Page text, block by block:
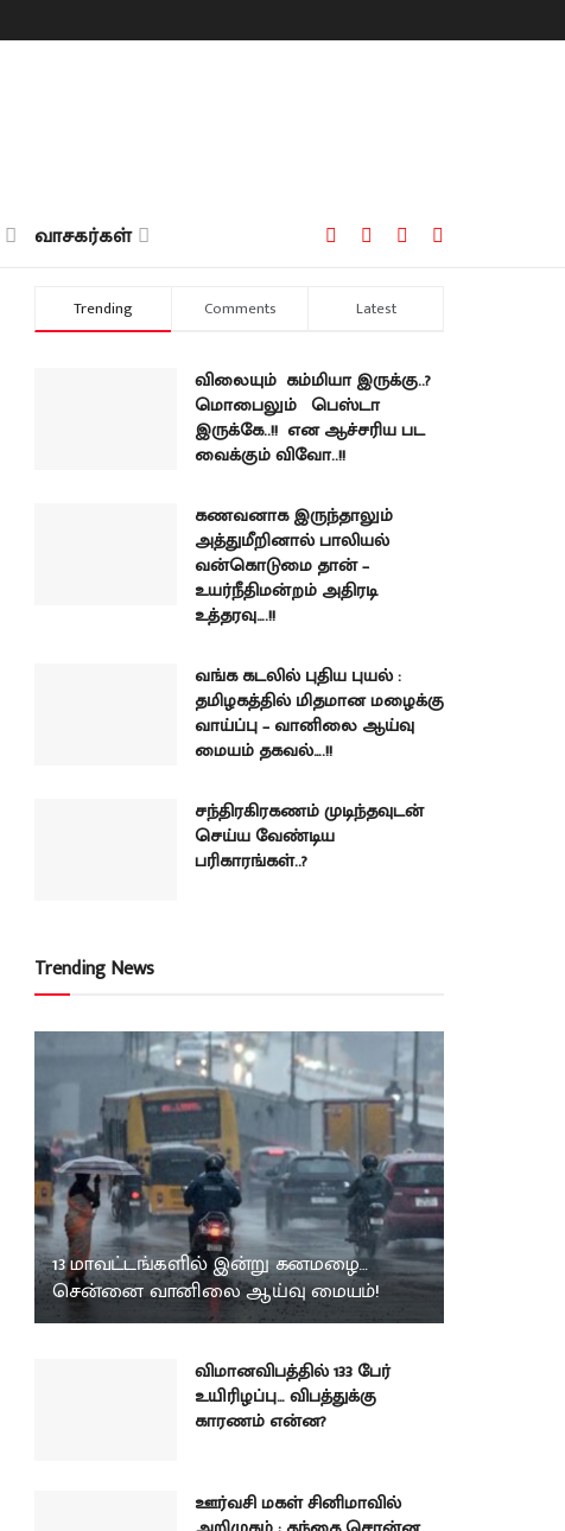
வாசகர்கள்
Trending Comments Latest
விலையும் கம்மியா இருக்கு..?
மொபைலும் பெஸ்டா
இருக்கே..!! என ஆச்சரிய பட
வைக்கும் விவோ..!!
கணவனாக இருந்தாலும்
அத்துமீறினால் பாலியல்
வன்கொடுமை தான் –
உயர்நீதிமன்றம் அதிரடி
உத்தரவு….!!
வங்க கடலில் புதிய புயல் :
தமிழகத்தில் மிதமான மழைக்கு
வாய்ப்பு – வானிலை ஆய்வு
மையம் தகவல்….!!
சந்திரகிரகணம் முடிந்தவுடன்
செய்ய வேண்டிய
பரிகாரங்கள்..?
Trending News
13 மாவட்டங்களில் இன்று கனமழை…
சென்னை வானிலை ஆய்வு மையம்!
விமானவிபத்தில் 133 பேர்
உயிரிழப்பு… விபத்துக்கு
காரணம் என்ன?
ஊர்வசி மகள் சினிமாவில்